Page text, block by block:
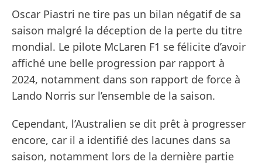
Oscar Piastri ne tire pas un bilan négatif de sa
saison malgré la déception de la perte du titre
mondial. Le pilote McLaren F1 se félicite d’avoir
affiché une belle progression par rapport à
2024, notamment dans son rapport de force à
Lando Norris sur l’ensemble de la saison.
Cependant, l’Australien se dit prêt à progresser
encore, car il a identifié des lacunes dans sa
saison, notamment lors de la dernière partie